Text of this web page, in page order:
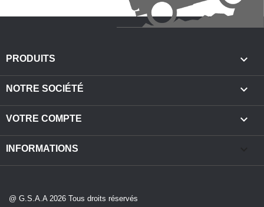
PRODUITS 
NOTRE SOCIÉTÉ 
VOTRE COMPTE 
INFORMATIONS
@ G.S.A.A 2026 Tous droits réservés